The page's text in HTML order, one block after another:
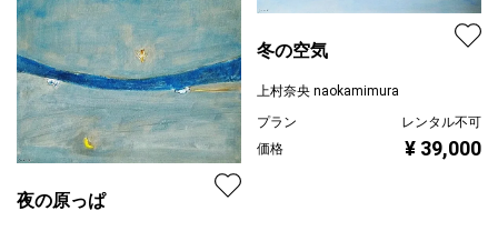
夜の原っぱ
冬の空気
上村奈央 naokamimura
プラン
レンタル不可
価格
¥ 39,000